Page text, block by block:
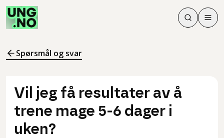
Søk
Søk
Meny
Spørsmål og svar
Vil jeg få resultater av å
trene mage 5-6 dager i
uken?